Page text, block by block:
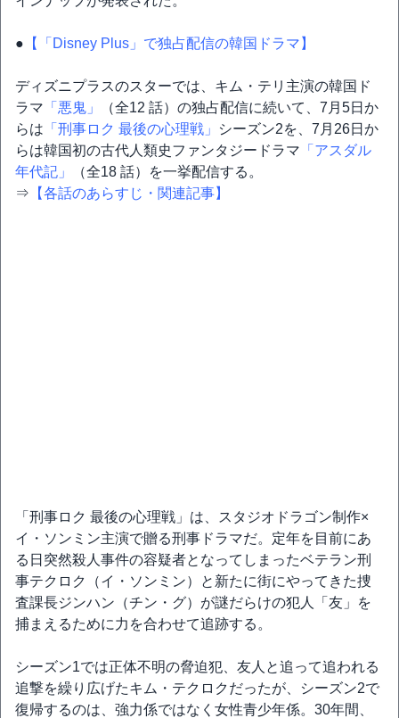
● 【「Disney Plus」で独占配信の韓国ドラマ】
ディズニプラスのスターでは、キム・テリ主演の韓国ド
ラマ 「悪鬼」
（全12 話）の独占配信に続いて、7月5日か
らは 「刑事ロク 最後の心理戦」
シーズン2を、7月26日か
らは韓国初の古代人類史ファンタジードラマ 「アスダル
年代記」
（全18 話）を一挙配信する。
⇒ 【各話のあらすじ・関連記事】
「刑事ロク 最後の心理戦」は、スタジオドラゴン制作×
イ・ソンミン主演で贈る刑事ドラマだ。定年を目前にあ
る日突然殺人事件の容疑者となってしまったベテラン刑
事テクロク（イ・ソンミン）と新たに街にやってきた捜
査課長ジンハン（チン・グ）が謎だらけの犯人「友」を
捕まえるために力を合わせて追跡する。
シーズン1では正体不明の脅迫犯、友人と追って追われる
追撃を繰り広げたキム・テクロクだったが、シーズン2で
復帰するのは、強力係ではなく女性青少年係。30年間、